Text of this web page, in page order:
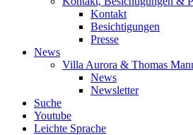
Kontakt
Besichtigungen
Presse
News
Villa Aurora & Thomas
News
Newsletter
Suche
Youtube
Leichte Sprache